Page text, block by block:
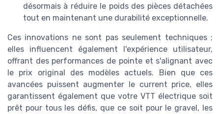
désormais à réduire le poids des pièces détachées
tout en maintenant une durabilité exceptionnelle.
Ces innovations ne sont pas seulement techniques ;
elles influencent également l'expérience utilisateur,
offrant des performances de pointe et s'alignant avec
le prix original des modèles actuels. Bien que ces
avancées puissent augmenter le current price, elles
garantissent également que votre VTT électrique soit
prêt pour tous les défis, que ce soit pour le gravel, les